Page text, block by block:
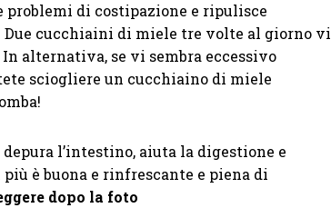
di costipazione e ripulisce
cucchiaini di miele tre volte al giorno vi
alternativa, se vi sembra eccessivo
sciogliere un cucchiaino di miele
depura l’intestino, aiuta la digestione e
è buona e rinfrescante e piena di
dopo la foto